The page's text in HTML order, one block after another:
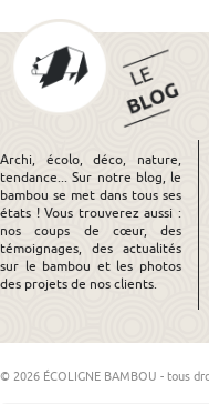
Archi, écolo, déco, nature,
tendance... Sur notre blog, le
bambou se met dans tous ses
états ! Vous trouverez aussi :
nos coups de cœur, des
témoignages, des actualités
sur le bambou et les photos
des projets de nos clients.
© 2026 ÉCOLIGNE BAMBOU - tous